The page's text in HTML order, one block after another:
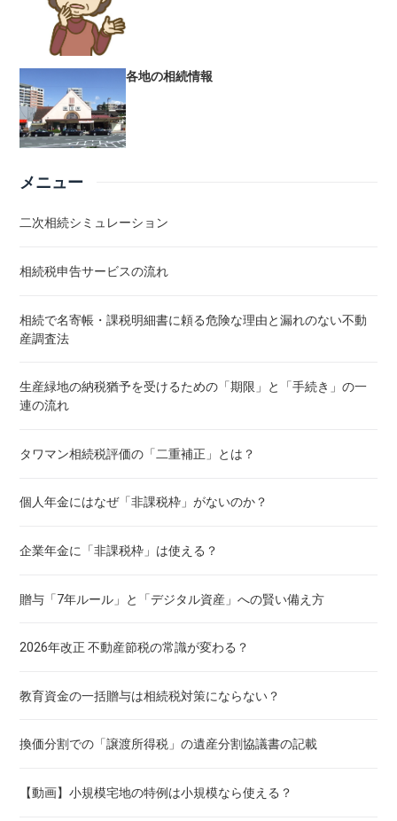
各地の相続情報
メニュー
二次相続シミュレーション
相続税申告サービスの流れ
相続で名寄帳・課税明細書に頼る危険な理由と漏れのない不動
産調査法
生産緑地の納税猶予を受けるための「期限」と「手続き」の一
連の流れ
タワマン相続税評価の「二重補正」とは？
個人年金にはなぜ「非課税枠」がないのか？
企業年金に「非課税枠」は使える？
贈与「7年ルール」と「デジタル資産」への賢い備え方
2026年改正 不動産節税の常識が変わる？
教育資金の一括贈与は相続税対策にならない？
換価分割での「譲渡所得税」の遺産分割協議書の記載
【動画】小規模宅地の特例は小規模なら使える？